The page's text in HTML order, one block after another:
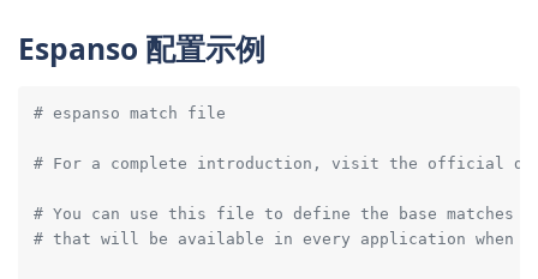
Espanso 配置示例
# espanso match file
# For a complete introduction, visit the official
# You can use this file to define the base matches
# that will be available in every application when